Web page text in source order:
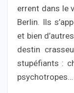
errent dans le
Berlin. Ils
et bien
destin
stupéfiants :
psychotropes…